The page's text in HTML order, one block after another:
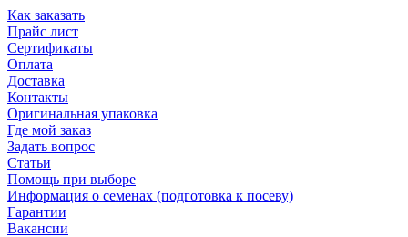
Как заказать
Прайс лист
Сертификаты
Оплата
Доставка
Контакты
Оригинальная упаковка
Где мой заказ
Задать вопрос
Статьи
Помощь при выборе
Информация о семенах (подготовка к посеву)
Гарантии
Вакансии